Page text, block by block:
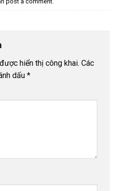
hiển thị công khai. Các
dấu *